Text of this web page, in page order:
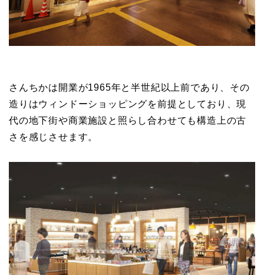
さんちかは開業が1965年と半世紀以上前であり、その
造りはウィンドーショッピングを前提としており、現
代の地下街や商業施設と照らし合わせても構造上の古
さを感じさせます。